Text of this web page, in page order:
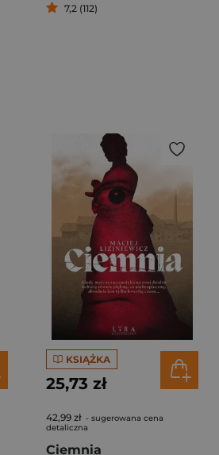
7,2 (112)
KSIĄŻKA
25,73 zł
42,99 zł - sugerowana cena
detaliczna
Ciemnia